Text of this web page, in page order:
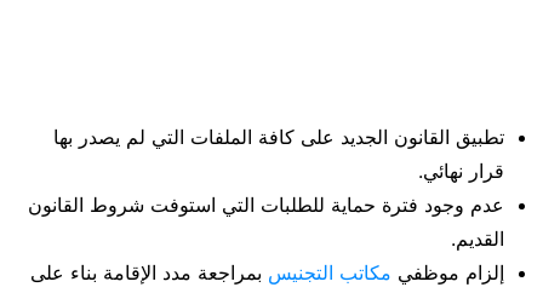
تطبيق القانون الجديد على كافة الملفات التي لم يصدر بها
قرار نهائي.
عدم وجود فترة حماية للطلبات التي استوفت شروط القانون
القديم.
إلزام موظفي مكاتب التجنيس بمراجعة مدد الإقامة بناء على